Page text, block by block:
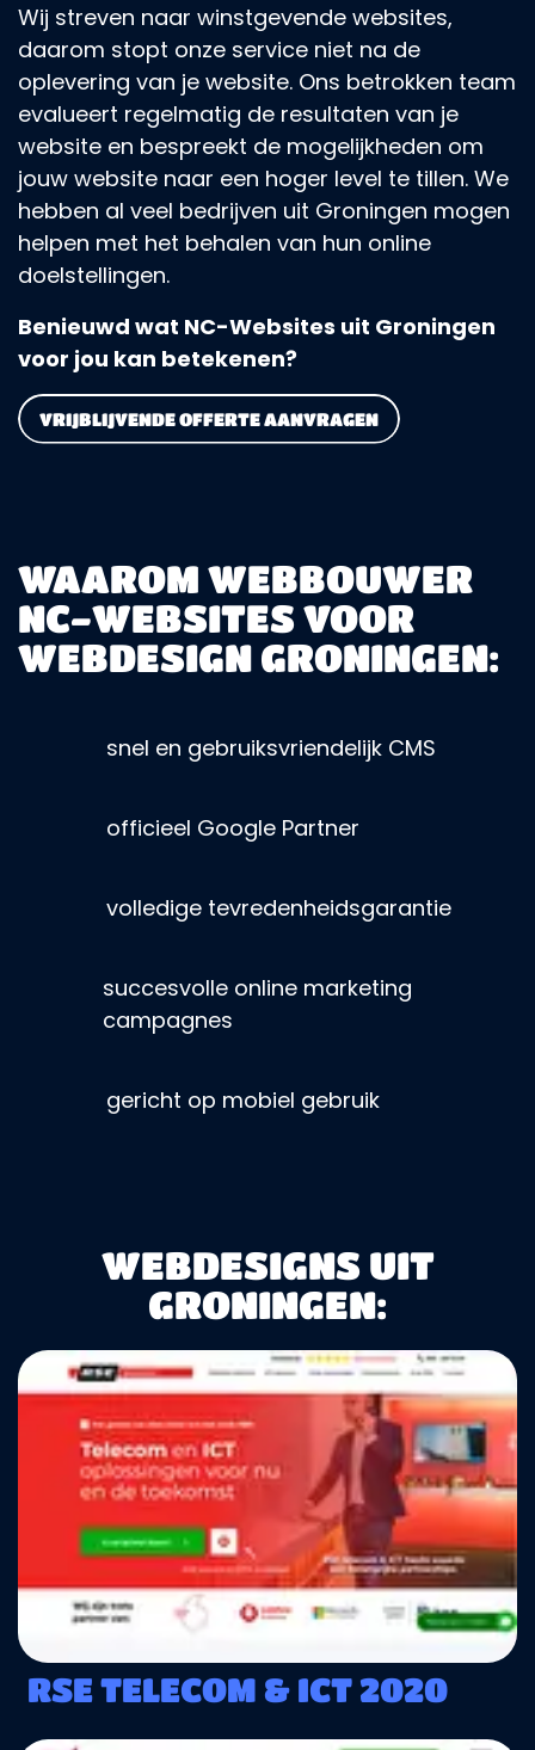
Wij streven naar winstgevende websites,
daarom stopt onze service niet na de
oplevering van je website. Ons betrokken team
evalueert regelmatig de resultaten van je
website en bespreekt de mogelijkheden om
jouw website naar een hoger level te tillen. We
hebben al veel bedrijven uit Groningen mogen
helpen met het behalen van hun online
doelstellingen.
Benieuwd wat NC-Websites uit Groningen
voor jou kan betekenen?
VRIJBLIJVENDE OFFERTE AANVRAGEN
WAAROM WEBBOUWER
NC-WEBSITES VOOR
WEBDESIGN GRONINGEN:
snel en gebruiksvriendelijk CMS
officieel Google Partner
volledige tevredenheidsgarantie
succesvolle online marketing
campagnes
gericht op mobiel gebruik
WEBDESIGNS UIT
GRONINGEN:
RSE TELECOM & ICT 2020